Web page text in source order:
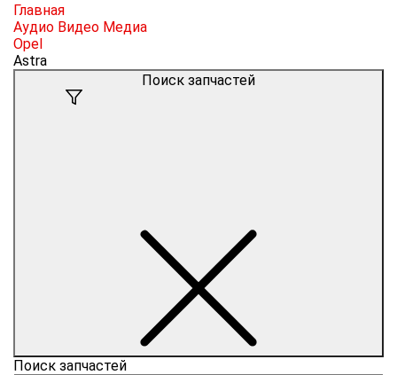
Главная
Аудио Видео Медиа
Opel
Astra
Поиск запчастей
Поиск запчастей